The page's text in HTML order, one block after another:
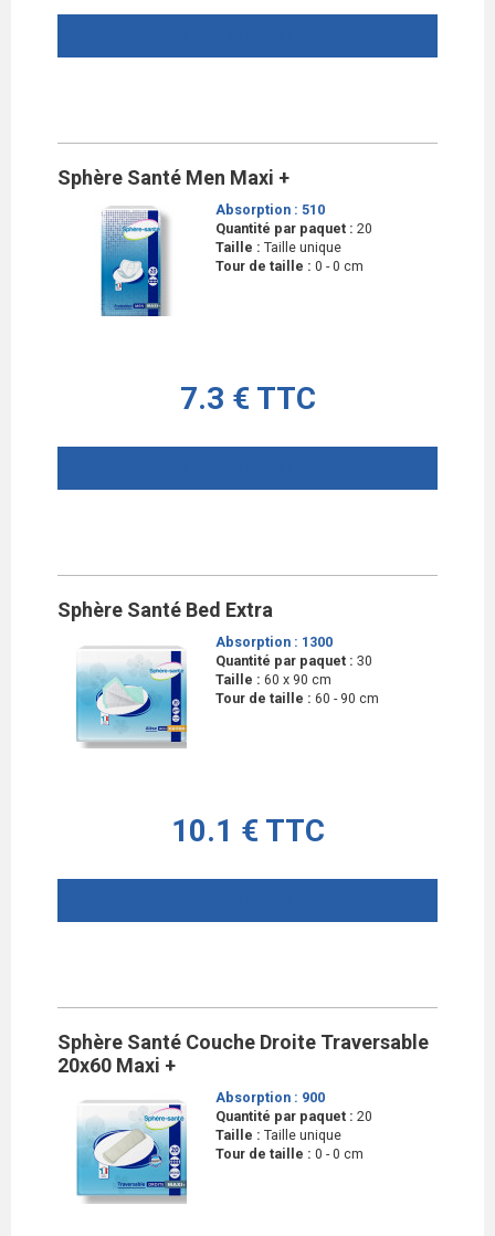
Sphère Santé Men Maxi +
Absorption : 510
Quantité par paquet : 20
Taille : Taille unique
Tour de taille : 0 - 0 cm
7.3 € TTC
Sphère Santé Bed Extra
Absorption : 1300
Quantité par paquet : 30
Taille : 60 x 90 cm
Tour de taille : 60 - 90 cm
10.1 € TTC
Sphère Santé Couche Droite Traversable
20x60 Maxi +
Absorption : 900
Quantité par paquet : 20
Taille : Taille unique
Tour de taille : 0 - 0 cm